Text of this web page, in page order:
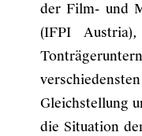
der Film- und
(IFPI
Gleichstellung
die Situation